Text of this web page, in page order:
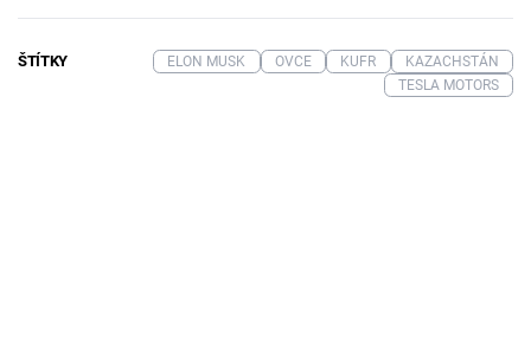
ŠTÍTKY ELON MUSK OVCE KUFR
KAZACHSTÁN
TESLA MOTORS